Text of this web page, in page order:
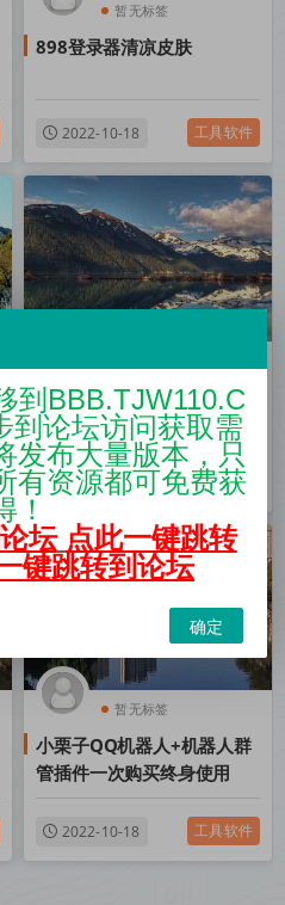
暂无标签
898登录器清凉皮肤
2022-10-18 工具软件
MyQQ框架+群管娱乐插件
破解版永久使用
2022-10-18 工具软件
暂无标签
​小栗子QQ机器人+机器人群
管插件一次购买终身使用
2022-10-18 工具软件
到BBB.TJW110.C
到论坛访问获取需
发布大量版本，只
有资源都可免费获
！
坛 点此一键跳转
键跳转到论坛
确定